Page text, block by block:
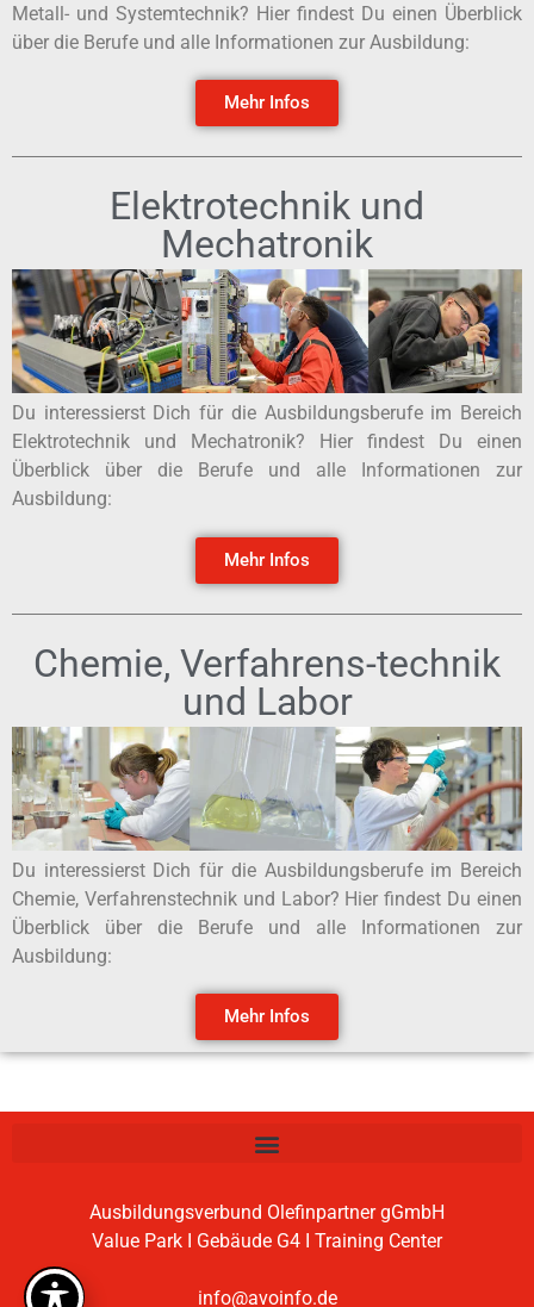
Metall- und Systemtechnik? Hier findest Du einen Überblick
über die Berufe und alle Informationen zur Ausbildung:
Mehr Infos
Elektrotechnik und
Mechatronik
Du interessierst Dich für die Ausbildungsberufe im Bereich
Elektrotechnik und Mechatronik? Hier findest Du einen
Überblick über die Berufe und alle Informationen zur
Ausbildung:
Mehr Infos
Chemie, Verfahrens-technik
und Labor
Du interessierst Dich für die Ausbildungsberufe im Bereich
Chemie, Verfahrenstechnik und Labor? Hier findest Du einen
Überblick über die Berufe und alle Informationen zur
Ausbildung:
Mehr Infos
Ausbildungsverbund Olefinpartner gGmbH
Value Park I Gebäude G4 I Training Center
info@avoinfo.de